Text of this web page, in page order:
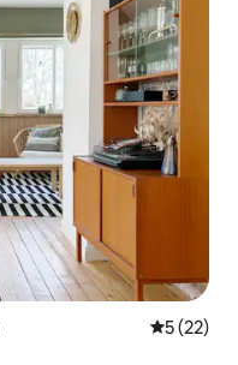
5 (22)